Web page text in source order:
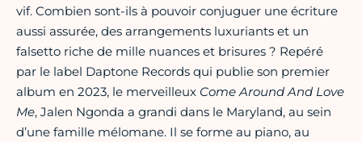
vif. Combien sont-ils à pouvoir conjuguer une écriture
aussi assurée, des arrangements luxuriants et un
falsetto riche de mille nuances et brisures ? Repéré
par le label Daptone Records qui publie son premier
album en 2023, le merveilleux Come Around And Love
Me, Jalen Ngonda a grandi dans le Maryland, au sein
d’une famille mélomane. Il se forme au piano, au